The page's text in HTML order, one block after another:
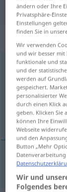
sonderlichadv
Übersicht
(Für mehr Details
bijzonder,
bijzonder,erg
ändern oder Ihre
Privatsphäre-
Einstellungen
finden Sie in
Wir verwenden
und wir besser
funktionale und
und der
werden auf
gespeichert.
personalisierter
durch einen Klick
geben. Klicken Sie
können Ihre
Webseite
und den
Button „Mehr
Wir und
Folgendes